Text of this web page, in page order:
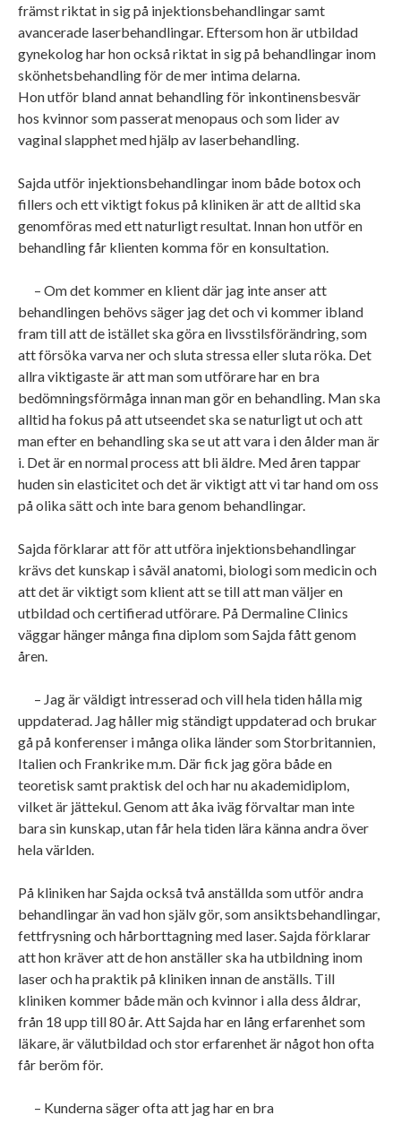
främst riktat in sig på injektionsbehandlingar samt
avancerade laserbehandlingar. Eftersom hon är utbildad
gynekolog har hon också riktat in sig på behandlingar inom
skönhetsbehandling för de mer intima delarna.
Hon utför bland annat behandling för inkontinensbesvär
hos kvinnor som passerat menopaus och som lider av
vaginal slapphet med hjälp av laserbehandling.
Sajda utför injektionsbehandlingar inom både botox och
fillers och ett viktigt fokus på kliniken är att de alltid ska
genomföras med ett naturligt resultat. Innan hon utför en
behandling får klienten komma för en konsultation.
– Om det kommer en klient där jag inte anser att
behandlingen behövs säger jag det och vi kommer ibland
fram till att de istället ska göra en livsstilsförändring, som
att försöka varva ner och sluta stressa eller sluta röka. Det
allra viktigaste är att man som utförare har en bra
bedömningsförmåga innan man gör en behandling. Man ska
alltid ha fokus på att utseendet ska se naturligt ut och att
man efter en behandling ska se ut att vara i den ålder man är
i. Det är en normal process att bli äldre. Med åren tappar
huden sin elasticitet och det är viktigt att vi tar hand om oss
på olika sätt och inte bara genom behandlingar.
Sajda förklarar att för att utföra injektionsbehandlingar
krävs det kunskap i såväl anatomi, biologi som medicin och
att det är viktigt som klient att se till att man väljer en
utbildad och certifierad utförare. På Dermaline Clinics
väggar hänger många fina diplom som Sajda fått genom
åren.
– Jag är väldigt intresserad och vill hela tiden hålla mig
uppdaterad. Jag håller mig ständigt uppdaterad och brukar
gå på konferenser i många olika länder som Storbritannien,
Italien och Frankrike m.m. Där fick jag göra både en
teoretisk samt praktisk del och har nu akademidiplom,
vilket är jättekul. Genom att åka iväg förvaltar man inte
bara sin kunskap, utan får hela tiden lära känna andra över
hela världen.
På kliniken har Sajda också två anställda som utför andra
behandlingar än vad hon själv gör, som ansiktsbehandlingar,
fettfrysning och hårborttagning med laser. Sajda förklarar
att hon kräver att de hon anställer ska ha utbildning inom
laser och ha praktik på kliniken innan de anställs. Till
kliniken kommer både män och kvinnor i alla dess åldrar,
från 18 upp till 80 år. Att Sajda har en lång erfarenhet som
läkare, är välutbildad och stor erfarenhet är något hon ofta
får beröm för.
– Kunderna säger ofta att jag har en bra